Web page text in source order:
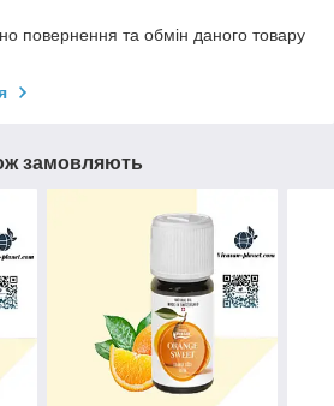
повернення та обмін даного товару
замовляють